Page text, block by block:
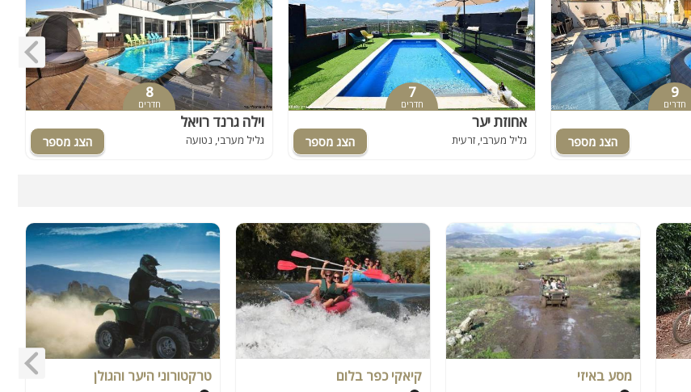
9
חדרים
7
חדרים
אחוזת יער
גליל מערבי, זרעית
8
חדרים
וילה גרנד רויאל
גליל מערבי, נטועה
מסע באיזי קיאקי כפר בלום טרקטורוני היער והגולן